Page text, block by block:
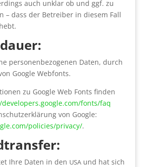
auch unklar ob und ggf. zu
– dass der Betrei­ber in die­sem Fall
per­so­nen­be­zo­ge­nen Daten, durch
Goog­le Web­fonts.
zu Goog­le Web Fonts fin­den
fonts/faq
von Goog­le:
policies/privacy/.
Ihre Daten in den USAund hat sich